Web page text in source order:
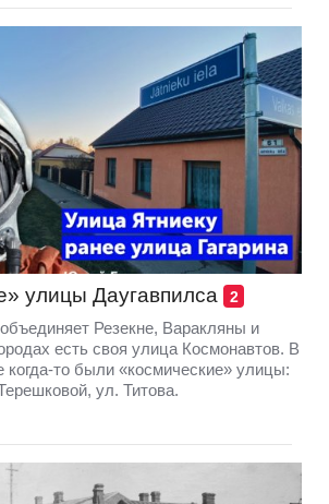
улицы Даугавпилса 2
Резекне, Варакляны и
есть своя улица Космонавтов. В
когда-то были «космические» улицы:
ул. Титова.